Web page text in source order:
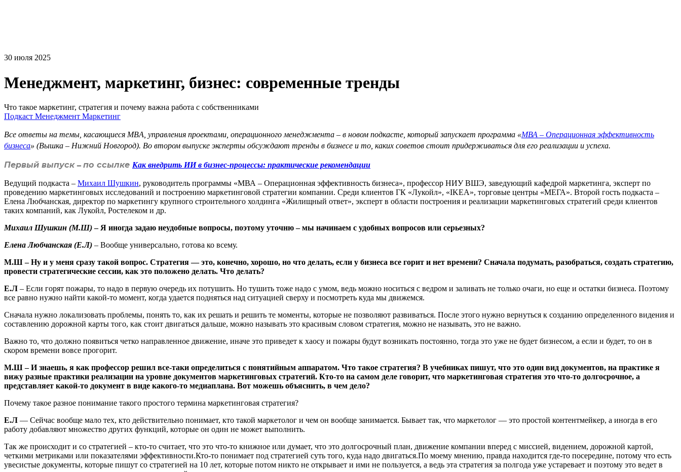
30 июля 2025
Менеджмент, маркетинг, бизнес: современные тренды
Что такое маркетинг, стратегия и почему важна работа с собственниками
Подкаст Менеджмент Маркетинг
Все ответы на темы, касающиеся MBA, управления проектами, операционного менеджмента – в новом подкасте, который запускает программа «МВА – Операционная эффективность
бизнеса» (Вышка – Нижний Новгород). Во втором выпуске эксперты обсуждают тренды в бизнесе и то, каких советов стоит придерживаться для его реализации и успеха.
Первый выпуск–по ссылке Как внедрить ИИ в бизнес-процессы: практические рекомендации
Ведущий подкаста – Михаил Шушкин, руководитель программы «МВА – Операционная эффективность бизнеса», профессор НИУ ВШЭ, заведующий кафедрой маркетинга, эксперт по
проведению маркетинговых исследований и построению маркетинговой стратегии компании. Среди клиентов ГК «Лукойл», «IKEA», торговые центры «МЕГА». Второй гость подкаста –
Елена Любчанская, директор по маркетингу крупного строительного холдинга «Жилищный ответ», эксперт в области построения и реализации маркетинговых стратегий среди клиентов
таких компаний, как Лукойл, Ростелеком и др.
Михаил Шушкин (М.Ш) – Я иногда задаю неудобные вопросы, поэтому уточню – мы начинаем с удобных вопросов или серьезных?
Елена Любчанская (Е.Л) – Вообще универсально, готова ко всему.
М.Ш – Ну и у меня сразу такой вопрос. Стратегия — это, конечно, хорошо, но что делать, если у бизнеса все горит и нет времени? Сначала подумать, разобраться, создать стратегию,
провести стратегические сессии, как это положено делать. Что делать?
Е.Л – Если горят пожары, то надо в первую очередь их потушить. Но тушить тоже надо с умом, ведь можно носиться с ведром и заливать не только очаги, но еще и остатки бизнеса. Поэтому
все равно нужно найти какой-то момент, когда удается подняться над ситуацией сверху и посмотреть куда мы движемся.
Сначала нужно локализовать проблемы, понять то, как их решать и решить те моменты, которые не позволяют развиваться. После этого нужно вернуться к созданию определенного видения и
составлению дорожной карты того, как стоит двигаться дальше, можно называть это красивым словом стратегия, можно не называть, это не важно.
Важно то, что должно появиться четко направленное движение, иначе это приведет к хаосу и пожары будут возникать постоянно, тогда это уже не будет бизнесом, а если и будет, то он в
скором времени вовсе прогорит.
М.Ш – И знаешь, я как профессор решил все-таки определиться с понятийным аппаратом. Что такое стратегия? В учебниках пишут, что это один вид документов, на практике я
вижу разные практики реализации на уровне документов маркетинговых стратегий. Кто-то на самом деле говорит, что маркетинговая стратегия это что-то долгосрочное, а
представляет какой-то документ в виде какого-то медиаплана. Вот можешь объяснить, в чем дело?
Почему такое разное понимание такого простого термина маркетинговая стратегия?
Е.Л — Сейчас вообще мало тех, кто действительно понимает, кто такой маркетолог и чем он вообще занимается. Бывает так, что маркетолог — это простой контентмейкер, а иногда в его
работу добавляют множество других функций, которые он один не может выполнить.
Так же происходит и со стратегией – кто-то считает, что это что-то книжное или думает, что это долгосрочный план, движение компании вперед с миссией, видением, дорожной картой,
четкими метриками или показателями эффективности.Кто-то понимает под стратегией суть того, куда надо двигаться.По моему мнению, правда находится где-то посередине, потому что есть
увесистые документы, которые пишут со стратегией на 10 лет, которые потом никто не открывает и ими не пользуется, а ведь эта стратегия за полгода уже устаревает и поэтому это ведет в